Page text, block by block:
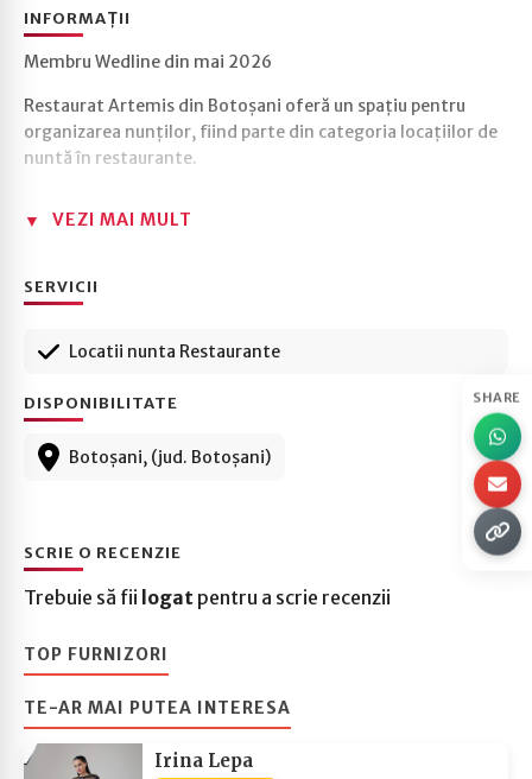
SHARE
INFORMAȚII
Membru Wedline din mai 2026
Restaurat Artemis din Botoșani oferă un spațiu pentru
organizarea nunților, fiind parte din categoria locațiilor de
nuntă în restaurante.
VEZI MAI MULT
SERVICII
Locatii nunta Restaurante
DISPONIBILITATE
Botoșani, (jud. Botoșani)
SCRIE O RECENZIE
Trebuie să fii logat pentru a scrie recenzii
TOP FURNIZORI
TE-AR MAI PUTEA INTERESA
Irina Lepa